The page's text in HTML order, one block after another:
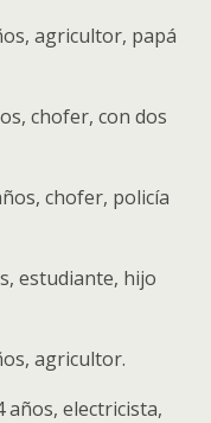
agricultor, papá
chofer, con dos
chofer, policía
estudiante, hijo
agricultor.
electricista,